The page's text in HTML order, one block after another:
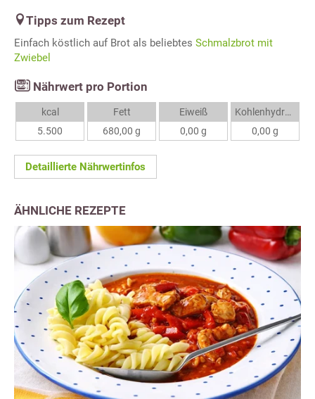
Tipps zum Rezept
Einfach köstlich auf Brot als beliebtes Schmalzbrot mit
Zwiebel
Nährwert pro Portion
kcal
5.500
Fett
680,00 g
Eiweiß
0,00 g
Kohlenhydrate
0,00 g
Detaillierte Nährwertinfos
ÄHNLICHE REZEPTE